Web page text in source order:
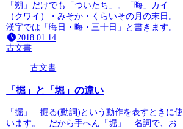
「朔」だけでも「ついたち」。「晦」カイ
（クワイ）・みそか・くらいその月の末日。
漢字では「晦日・晦・三十日」と書きます。
2018.01.14
古文書
古文書
「掘」と「堀」の違い
「掘」 掘る(動詞)という動作を表すときに使
います。 だから手へん「堀」 名詞で、お